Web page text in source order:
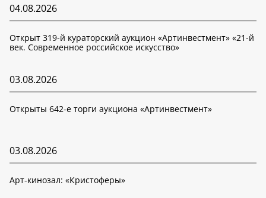
04.08.2026
Открыт 319-й кураторский аукцион «Артинвестмент» «21-й
век. Современное российское искусство»
03.08.2026
Открыты 642-е торги аукциона «Артинвестмент»
03.08.2026
Арт-кинозал: «Кристоферы»